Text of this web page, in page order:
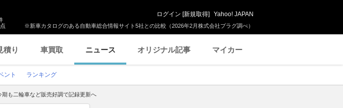
※新車カタログのある自動車総合情報サイト5社との比較（2026年2月株式会社プラグ調べ）
ログイン [新規取得] Yahoo! JAPAN
積り 車買取 ニュース オリジナル記事 マイカー
ント ランキング
も二輪車など販売好調で記録更新へ